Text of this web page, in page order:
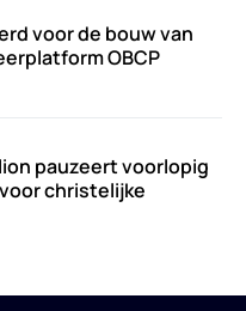
voor de bouw van
OBCP
pauzeert voorlopig
christelijke